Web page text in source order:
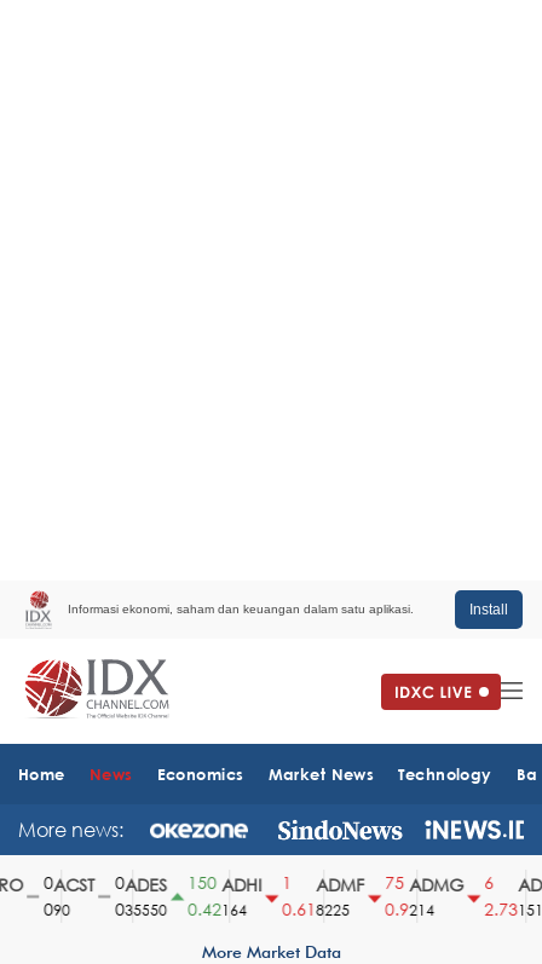
Informasi ekonomi, saham dan keuangan dalam satu aplikasi. Install
Home News Economics Market News Technology
More news:
ACST
90
ADES
35550
150
0.42
ADHI
164
0.61
ADMF
8225
75
0.9
ADMG
214
2.731510
More Market Data